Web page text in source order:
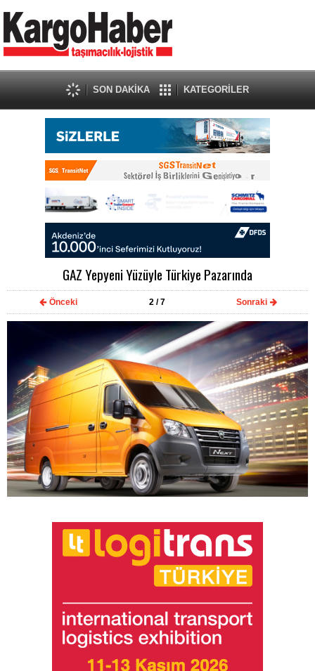
SON DAKİKA KATEGORİLER
GAZ Yepyeni Yüzüyle Türkiye Pazarında
Önceki 2 / 7 Sonraki